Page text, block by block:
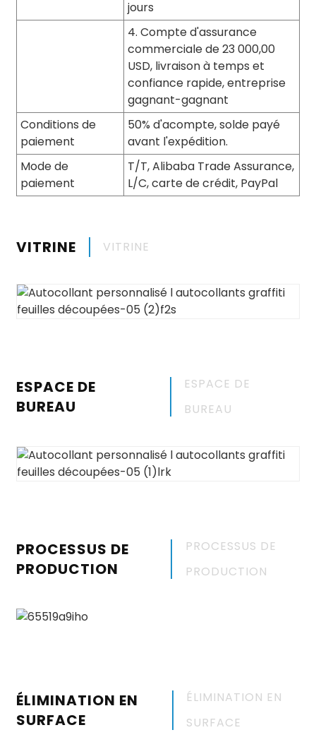
jours
4. Compte d'assurance
commerciale de 23 000,00
USD, livraison à temps et
confiance rapide, entreprise
gagnant-gagnant
Conditions de
paiement
50% d'acompte, solde payé
avant l'expédition.
Mode de
paiement
T/T, Alibaba Trade Assurance,
L/C, carte de crédit, PayPal
VITRINE VITRINE
ESPACE DE
BUREAU
ESPACE DE
BUREAU
PROCESSUS DE
PRODUCTION
PROCESSUS DE
PRODUCTION
ÉLIMINATION EN
SURFACE
ÉLIMINATION EN
SURFACE